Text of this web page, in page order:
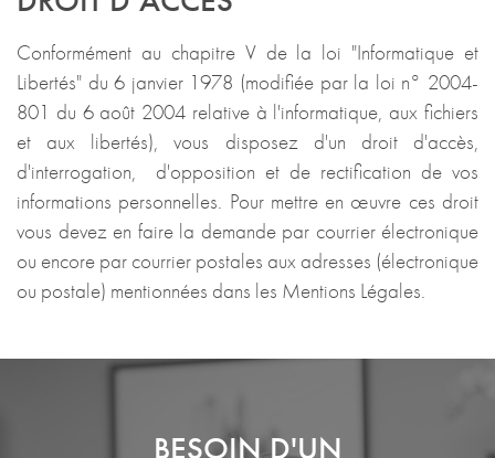
Conformément au chapitre V de la loi "Informatique et
Libertés" du 6 janvier 1978 (modifiée par la loi n° 2004-
801 du 6 août 2004 relative à l'informatique, aux fichiers
et aux libertés), vous disposez d'un droit d'accès,
d'interrogation, d'opposition et de rectification de vos
informations personnelles. Pour mettre en œuvre ces droit
vous devez en faire la demande par courrier électronique
ou encore par courrier postales aux adresses (électronique
ou postale) mentionnées dans les Mentions Légales.
BESOIN D'UN